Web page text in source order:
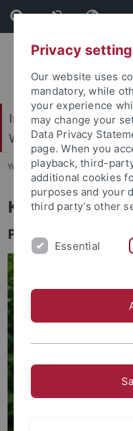
Skip
to
content
Skip
to
footer
Internationales
Wissenschaften
You are here: Startseite ...
Khurshida
Projekt Hiwi
Privacy
Our website uses
mandatory, while
your experience
may change your
Data Privacy
page. When you
playback, third-
additional cookies
purposes and your
third party’s other
Essential